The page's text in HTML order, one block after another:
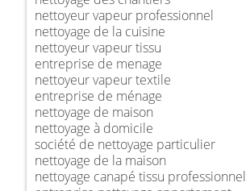
nettoyeur vapeur professionnel
nettoyage de la cuisine
nettoyeur vapeur tissu
entreprise de menage
nettoyeur vapeur textile
entreprise de ménage
nettoyage de maison
nettoyage à domicile
société de nettoyage particulier
nettoyage de la maison
nettoyage canapé tissu professionnel